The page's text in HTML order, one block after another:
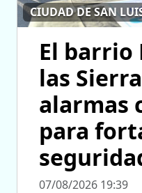
CIUDAD DE SAN
El barrio
las
alarmas
para
07/08/2026 19:39